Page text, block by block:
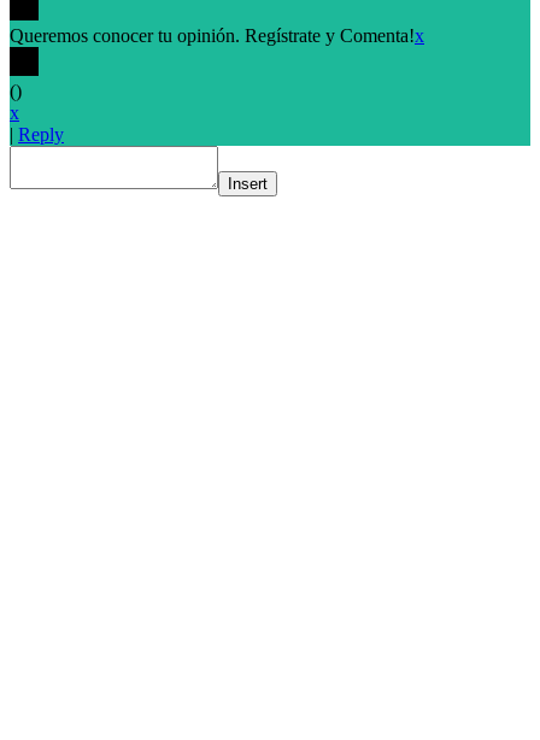
Queremos conocer tu opinión. Regístrate y Comenta!x
()
x
| Reply
Insert